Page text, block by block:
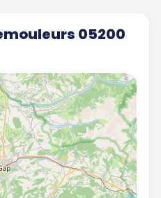
05200